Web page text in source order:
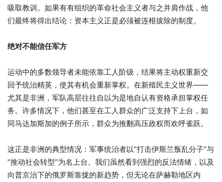
吸取教训。如果有有组织的革命社会主义者与之并肩作战，他
们最终将得出结论：资本主义正是必须被连根拔除的制度。
绝对不能信任军方
运动中的多数领导者未能依靠工人阶级，结果将主动权重新交
回予统治精英，使其有机会重新掌权。在新殖民主义世界——
尤其是非洲，军队高层往往自以为是地自认有资格承担掌权任
务。许多情况下，他们甚至在工人群众的广泛支持下上台，如
同马达加斯加的例子所示，群众为推翻高压政权而欢呼雀跃。
这正是非洲的典型情况：军事统治者以“打击伊斯兰叛乱分子”与
“推动社会转型”为名上台。我们虽然看到强烈的反法情绪，以及
向普京治下的俄罗斯靠拢的新趋势，但无论在萨赫勒地区内